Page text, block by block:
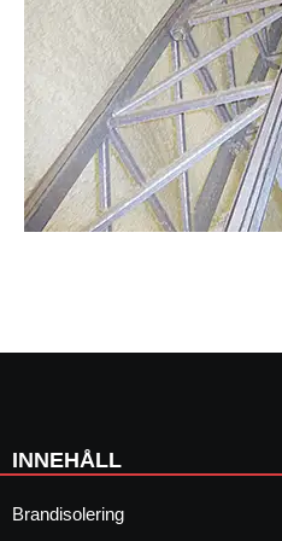
INNEHÅLL
Brandisolering